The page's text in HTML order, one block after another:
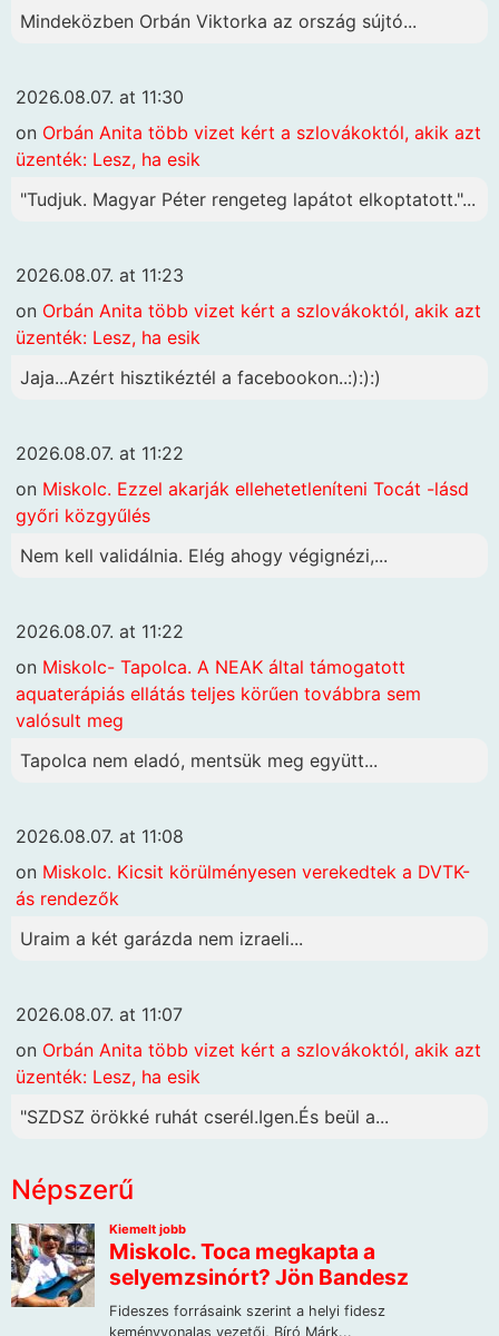
Mindeközben Orbán Viktorka az ország sújtó...
2026.08.07. at 11:30
on Orbán Anita több vizet kért a szlovákoktól, akik azt
üzenték: Lesz, ha esik
"Tudjuk. Magyar Péter rengeteg lapátot elkoptatott."...
2026.08.07. at 11:23
on Orbán Anita több vizet kért a szlovákoktól, akik azt
üzenték: Lesz, ha esik
Jaja...Azért hisztikéztél a facebookon..:):):)
2026.08.07. at 11:22
on Miskolc. Ezzel akarják ellehetetleníteni Tocát -lásd
győri közgyűlés
Nem kell validálnia. Elég ahogy végignézi,...
2026.08.07. at 11:22
on Miskolc- Tapolca. A NEAK által támogatott
aquaterápiás ellátás teljes körűen továbbra sem
valósult meg
Tapolca nem eladó, mentsük meg együtt...
2026.08.07. at 11:08
on Miskolc. Kicsit körülményesen verekedtek a DVTK-
ás rendezők
Uraim a két garázda nem izraeli...
2026.08.07. at 11:07
on Orbán Anita több vizet kért a szlovákoktól, akik azt
üzenték: Lesz, ha esik
"SZDSZ örökké ruhát cserél.Igen.És beül a...
Népszerű